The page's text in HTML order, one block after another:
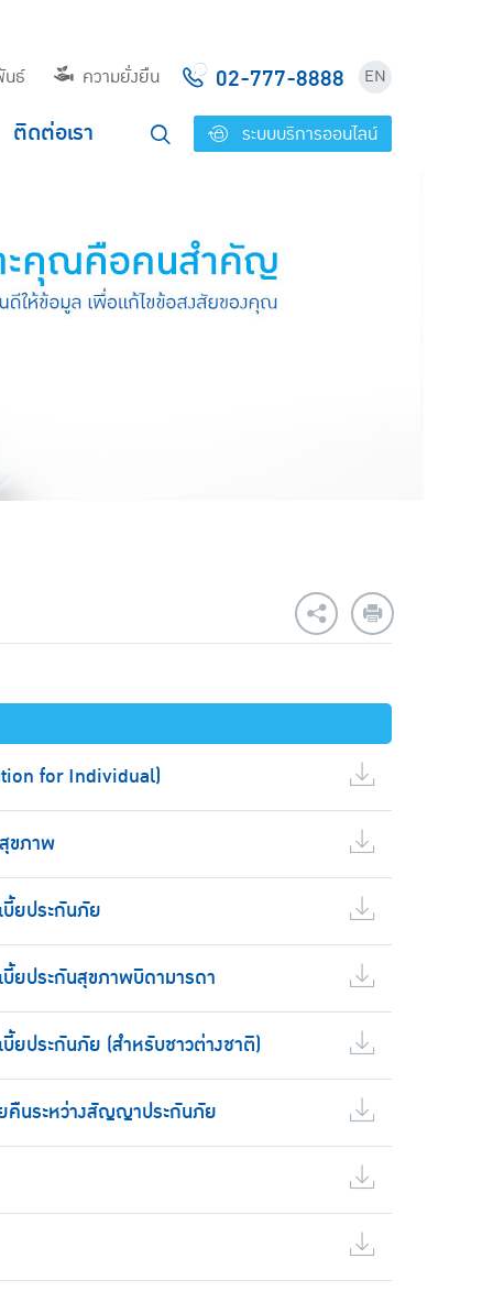
ธ์ ความยั่งยืน 02-777-8888 EN
ติดต่อเรา ระบบบริการออนไลน์
for Individual)
ขภาพ
บี้ยประกันภัย
บี้ยประกันสุขภาพบิดามารดา
บี้ยประกันภัย (สำหรับชาวต่างชาติ)
ยคืนระหว่างสัญญาประกันภัย